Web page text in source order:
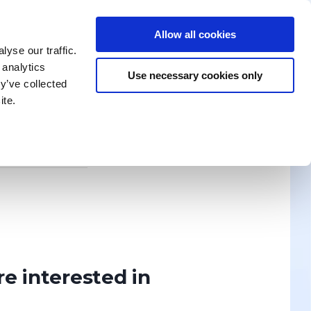
our traffic.
collected
Allow all cookies
Use necessary cookies only
Discover
Training Search for a Training Contact Us
interested in